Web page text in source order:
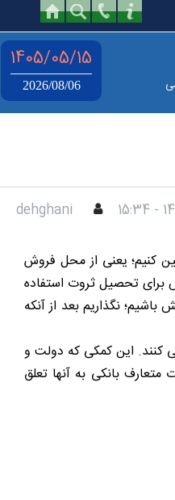
1405/05/15
2026/08/06
dehghani
تأمین کنیم؛ یعنی از محل فروش
برای تحصیل ثروت استفاده
نگذاریم بعد از آنکه
کنند. این کمکی که دولت و
بانکی به آنها تعلق